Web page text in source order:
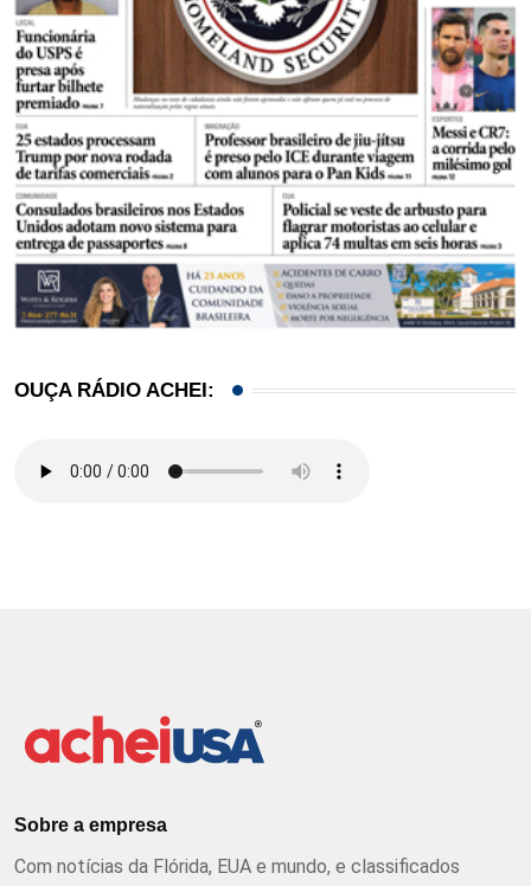
OUÇA RÁDIO ACHEI:
Sobre a empresa
Com notícias da Flórida, EUA e mundo, e classificados